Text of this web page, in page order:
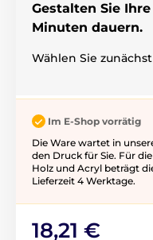
Gestalten Sie
Minuten dauern.
Wählen Sie
Im E-Shop vorrätig
Die Ware wartet in
den Druck für Sie. Für
Holz und Acryl beträgt
Lieferzeit 4 Werktage.
18,21 €